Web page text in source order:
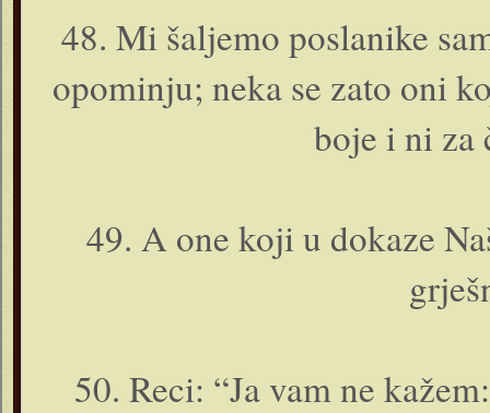
48. Mi šaljemo poslanike
opominju; neka se zato o­ni
boje i ni za
49. A o­ne koji u dokaze
50. Reci: “Ja vam ne